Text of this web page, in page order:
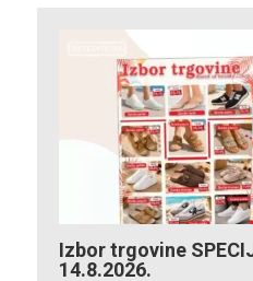
Izbor trgovine
14.8.2026.